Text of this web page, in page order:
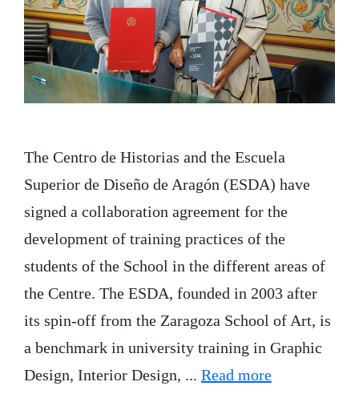
The Centro de Historias and the Escuela
Superior de Diseño de Aragón (ESDA) have
signed a collaboration agreement for the
development of training practices of the
students of the School in the different areas of
the Centre. The ESDA, founded in 2003 after
its spin-off from the Zaragoza School of Art, is
a benchmark in university training in Graphic
Design, Interior Design, ... Read more